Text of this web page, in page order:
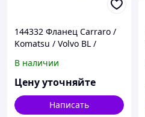
144332 Фланец Carraro /
Komatsu / Volvo BL /
В наличии
Цену уточняйте
Написать